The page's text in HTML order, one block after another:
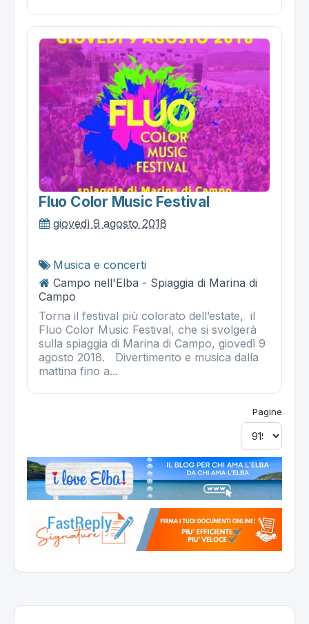
Fluo Color Music Festival
giovedì 9 agosto 2018
Musica e concerti
Campo nell'Elba - Spiaggia di Marina di
Campo
Torna il festival più colorato dell’estate, il
Fluo Color Music Festival, che si svolgerà
sulla spiaggia di Marina di Campo, giovedì 9
agosto 2018. Divertimento e musica dalla
mattina fino a...
Pagine